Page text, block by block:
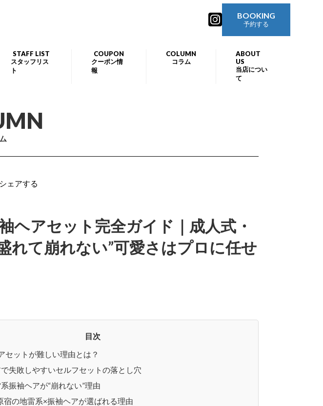
BOOKING
予約する
STAFF LIST
スタッフリス
ト
COUPON
クーポン情
報
COLUMN
コラム
ABOUT
US
当店につい
て
ェアする
ヘアセット完全ガイド｜成人式・
れて崩れない”可愛さはプロに任せ
目次
セットが難しい理由とは？
失敗しやすいセルフセットの落とし穴
振袖ヘアが“崩れない”理由
宿の地雷系×振袖ヘアが選ばれる理由